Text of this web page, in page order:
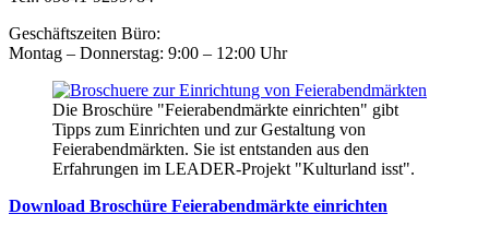
Geschäftszeiten Büro:
Montag – Donnerstag: 9:00 – 12:00 Uhr
Die Broschüre "Feierabendmärkte einrichten" gibt
Tipps zum Einrichten und zur Gestaltung von
Feierabendmärkten. Sie ist entstanden aus den
Erfahrungen im LEADER-Projekt "Kulturland isst".
Download Broschüre Feierabendmärkte einrichten